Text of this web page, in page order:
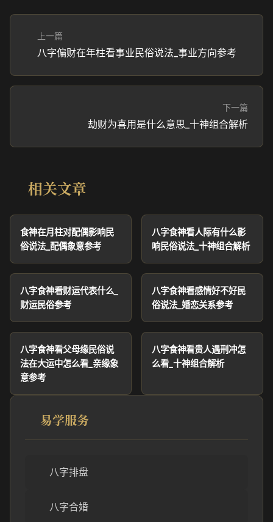
上一篇
八字偏财在年柱看事业民俗说法_事业方向参考
下一篇
劫财为喜用是什么意思_十神组合解析
相关文章
食神在月柱对配偶影响民
俗说法_配偶象意参考
八字食神看人际有什么影
响民俗说法_十神组合解析
八字食神看财运代表什么_
财运民俗参考
八字食神看感情好不好民
俗说法_婚恋关系参考
八字食神看父母缘民俗说
法在大运中怎么看_亲缘象
意参考
八字食神看贵人遇刑冲怎
么看_十神组合解析
易学服务
八字排盘
八字合婚